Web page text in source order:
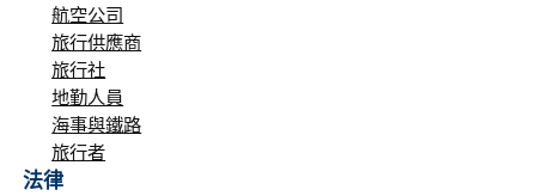
航空公司
旅行供應商
旅行社
地勤人員
海事與鐵路
旅行者
法律